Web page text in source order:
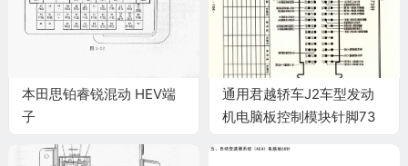
本田思铂睿锐混动 HEV端
子
通用君越轿车J2车型发动
机电脑板控制模块针脚73